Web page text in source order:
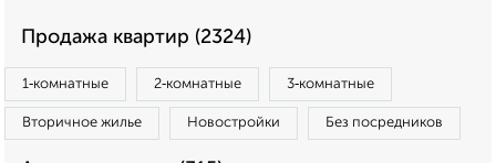
Продажа квартир (2324)
1‑комнатные 2‑комнатные 3‑комнатные
Вторичное жилье Новостройки Без посредников